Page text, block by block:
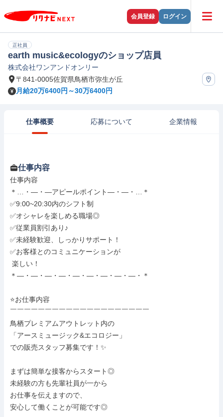
会員登録 ログイン
正社員
earth music&ecologyのショップ店員
株式会社ワンアンドオンリー
〒841-0005佐賀県鳥栖市弥生が丘
月給20万6400円～30万6400円
仕事概要 応募について 企業情報
仕事内容
仕事内容
＊…・―・―アピールポイント―・―・…＊
✅9:00~20:30内のシフト制
✅オシャレを楽しめる職場◎
✅従業員割引あり♪
✅未経験歓迎、しっかりサポート！
✅お客様とのコミュニケーションが
＊―・―・―・―・―・―・―・―・―・＊
⭐お仕事内容
￣￣￣￣￣￣￣￣￣￣￣￣￣￣￣￣￣￣￣￣
鳥栖プレミアムアウトレット内の
「アースミュージック&エコロジー」
での販売スタッフ募集です！✨
まずは簡単な接客からスタート◎
未経験の方も先輩社員が一から
お仕事を伝えますので、
安心して働くことが可能です◎